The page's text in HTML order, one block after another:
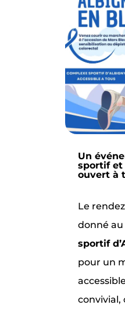
Un
sportif et
ouvert à
Le
donné
sportif
pour un
convivial,